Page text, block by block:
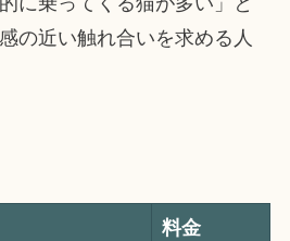
の近い触れ合いを求める人
料金